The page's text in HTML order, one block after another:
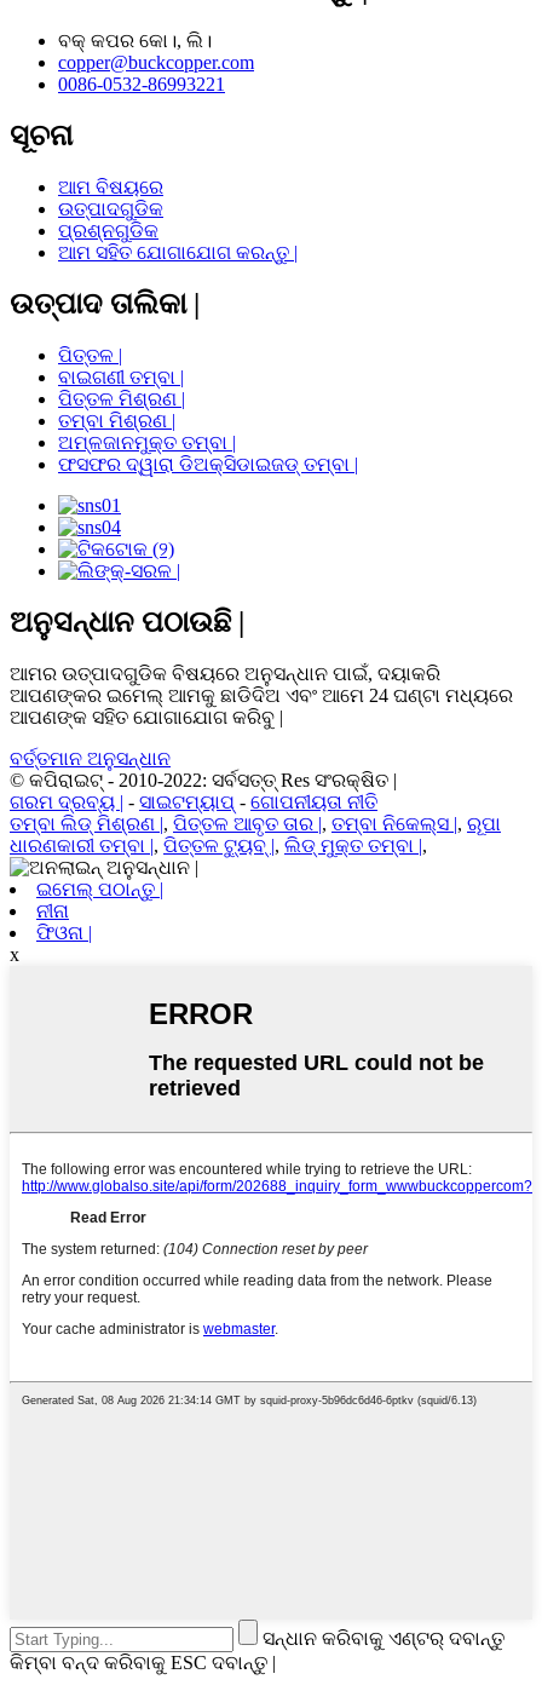
ବକ୍ କପର କୋ।, ଲି।
copper@buckcopper.com
0086-0532-86993221
ସୂଚନା
ଆମ ବିଷୟରେ
ଉତ୍ପାଦଗୁଡିକ
ପ୍ରଶ୍ନଗୁଡିକ
ଆମ ସହିତ ଯୋଗାଯୋଗ କରନ୍ତୁ |
ଉତ୍ପାଦ ତାଲିକା |
ପିତ୍ତଳ |
ବାଇଗଣୀ ତମ୍ବା |
ପିତ୍ତଳ ମିଶ୍ରଣ |
ତମ୍ବା ମିଶ୍ରଣ |
ଅମ୍ଳଜାନମୁକ୍ତ ତମ୍ବା |
ଫସଫର ଦ୍ୱାରା ଡିଅକ୍ସିଡାଇଜଡ୍ ତମ୍ବା |
ଅନୁସନ୍ଧାନ ପଠାଉଛି |
ଆମର ଉତ୍ପାଦଗୁଡିକ ବିଷୟରେ ଅନୁସନ୍ଧାନ ପାଇଁ, ଦୟାକରି
ଆପଣଙ୍କର ଇମେଲ୍ ଆମକୁ ଛାଡିଦିଅ ଏବଂ ଆମେ 24 ଘଣ୍ଟା ମଧ୍ୟରେ
ଆପଣଙ୍କ ସହିତ ଯୋଗାଯୋଗ କରିବୁ |
ବର୍ତ୍ତମାନ ଅନୁସନ୍ଧାନ
© କପିରାଇଟ୍ - 2010-2022: ସର୍ବସତ୍ତ୍ Res ସଂରକ୍ଷିତ |
ଗରମ ଦ୍ରବ୍ୟ | - ସାଇଟମ୍ୟାପ୍ - ଗୋପନୀୟତା ନୀତି
ତମ୍ବା ଲିଡ୍ ମିଶ୍ରଣ |, ପିତ୍ତଳ ଆବୃତ ତାର |, ତମ୍ବା ନିକେଲ୍ସ |, ରୂପା
ଧାରଣକାରୀ ତମ୍ବା |, ପିତ୍ତଳ ଟ୍ୟୁବ୍ |, ଲିଡ୍ ମୁକ୍ତ ତମ୍ବା |,
ଇମେଲ୍ ପଠାନ୍ତୁ |
ନୀନା
ଫିଓନା |
x
ସନ୍ଧାନ କରିବାକୁ ଏଣ୍ଟର୍ ଦବାନ୍ତୁ
କିମ୍ବା ବନ୍ଦ କରିବାକୁ ESC ଦବାନ୍ତୁ |